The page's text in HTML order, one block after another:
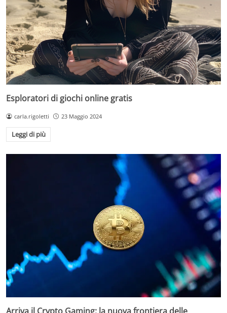
Esploratori di giochi online gratis
carla.rigoletti 23 Maggio 2024
Leggi di più